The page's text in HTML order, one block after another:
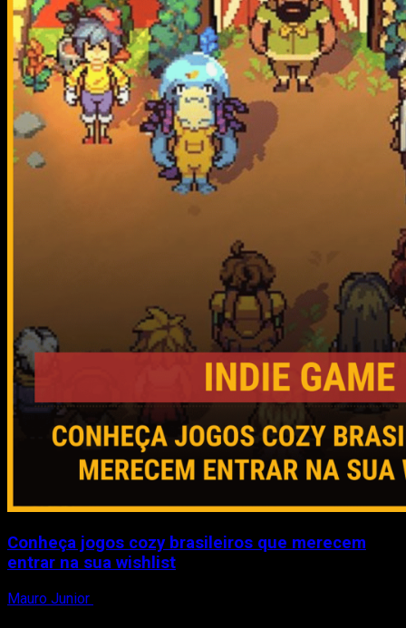
Conheça jogos cozy brasileiros que merecem
entrar na sua wishlist
Mauro Junior